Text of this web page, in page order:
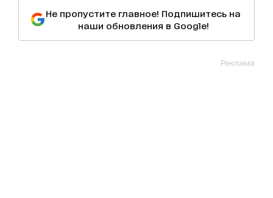
Не пропустите главное! Подпишитесь на
наши обновления в Google!
Реклама